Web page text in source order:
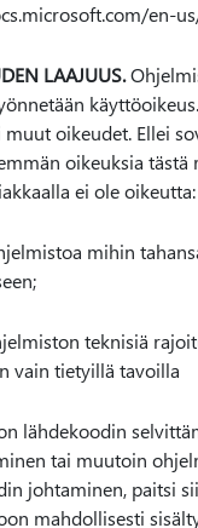
en-
LAAJUUS.
oikeudet. Ellei
oikeuksia tästä
ei ole oikeutta:
mihin
teknisiä
vain tietyillä tavoilla
lähdekoodin
tai muutoin
johtaminen, paitsi
mahdollisesti